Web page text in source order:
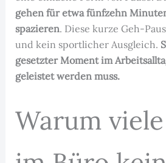
gehen für etwa fünfzehn
spazieren. Diese kurze Geh-
und kein sportlicher Ausgleich.
gesetzter Moment im
geleistet werden muss.
Warum